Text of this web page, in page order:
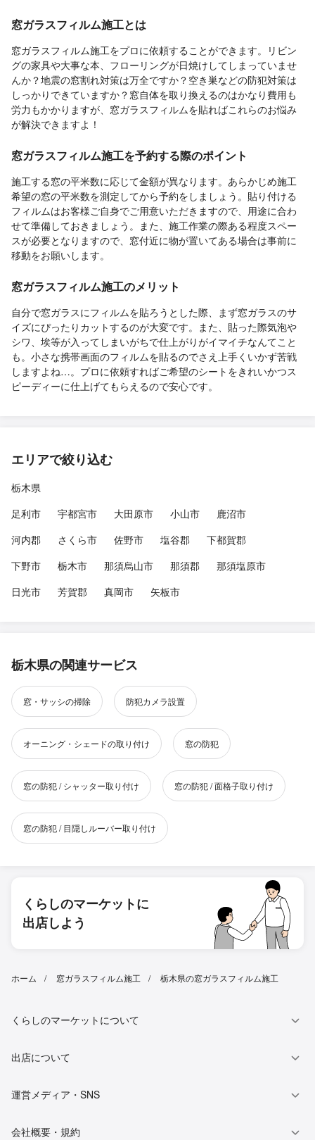
窓ガラスフィルム施工とは
窓ガラスフィルム施工をプロに依頼することができます。リビン
グの家具や大事な本、フローリングが日焼けしてしまっていませ
んか？地震の窓割れ対策は万全ですか？空き巣などの防犯対策は
しっかりできていますか？窓自体を取り換えるのはかなり費用も
労力もかかりますが、窓ガラスフィルムを貼ればこれらのお悩み
が解決できますよ！
窓ガラスフィルム施工を予約する際のポイント
施工する窓の平米数に応じて金額が異なります。あらかじめ施工
希望の窓の平米数を測定してから予約をしましょう。貼り付ける
フィルムはお客様ご自身でご用意いただきますので、用途に合わ
せて準備しておきましょう。また、施工作業の際ある程度スペー
スが必要となりますので、窓付近に物が置いてある場合は事前に
移動をお願いします。
窓ガラスフィルム施工のメリット
自分で窓ガラスにフィルムを貼ろうとした際、まず窓ガラスのサ
イズにぴったりカットするのが大変です。また、貼った際気泡や
シワ、埃等が入ってしまいがちで仕上がりがイマイチなんてこと
も。小さな携帯画面のフィルムを貼るのでさえ上手くいかず苦戦
しますよね…。プロに依頼すればご希望のシートをきれいかつス
ピーディーに仕上げてもらえるので安心です。
エリアで絞り込む
栃木県
足利市
宇都宮市 大田原市 小山市
鹿沼市
河内郡
さくら市 佐野市 塩谷郡
下都賀郡
下野市
栃木市 那須烏山市 那須郡
那須塩原市
日光市
芳賀郡 真岡市 矢板市
栃木県の関連サービス
窓・サッシの掃除 防犯カメラ設置
オーニング・シェードの取り付け 窓の防犯
窓の防犯 / シャッター取り付け 窓の防犯 / 面格子取り付け
窓の防犯 / 目隠しルーバー取り付け
くらしのマーケットに
出店しよう
ホーム 窓ガラスフィルム施工 栃木県の窓ガラスフィルム施工
くらしのマーケットについて
出店について
運営メディア・SNS
会社概要・規約